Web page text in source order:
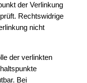
der Verlinkung
Rechtswidrige
nicht
der verlinkten
Bei